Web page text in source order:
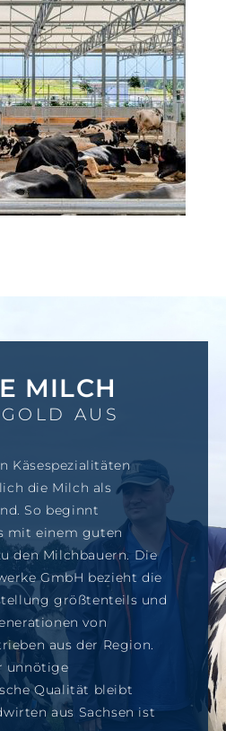
MILCH
AUS S
Käsespezialitäten
die Milch als
So beginnt
mit einem guten
den Milchbauern. Die
GmbH bezieht die
größtenteils und
von
aus der Region.
unnötige
Qualität bleibt
aus Sachsen ist